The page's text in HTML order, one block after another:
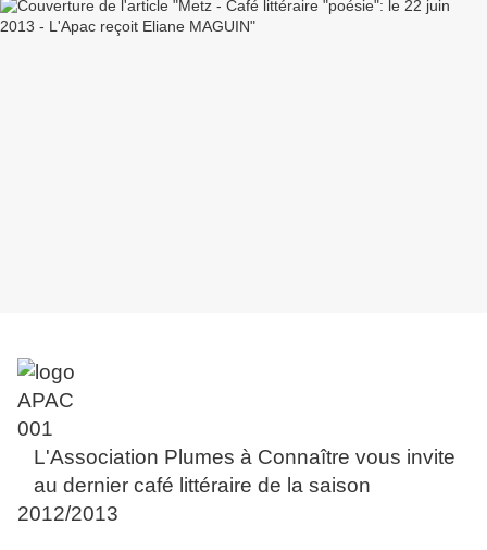
L'Association Plumes à Connaître vous invite
au dernier café littéraire de la saison
2012/2013